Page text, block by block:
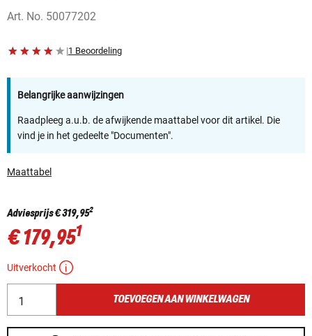
Art. No. 50077202
|1 Beoordeling
Belangrijke aanwijzingen
Raadpleeg a.u.b. de afwijkende maattabel voor dit artikel. Die
vind je in het gedeelte "Documenten".
Maattabel
Adviesprijs€ 319,952
€ 179,951
Uitverkocht
TOEVOEGEN AAN WINKELWAGEN